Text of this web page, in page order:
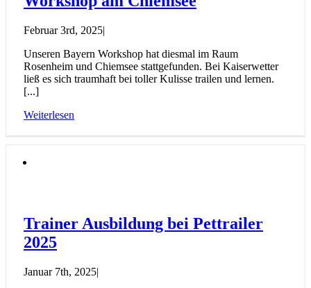
Februar 3rd, 2025|
Unseren Bayern Workshop hat diesmal im Raum
Rosenheim und Chiemsee stattgefunden. Bei Kaiserwetter
ließ es sich traumhaft bei toller Kulisse trailen und lernen.
[...]
Weiterlesen
Trainer Ausbildung bei Pettrailer
2025
Januar 7th, 2025|